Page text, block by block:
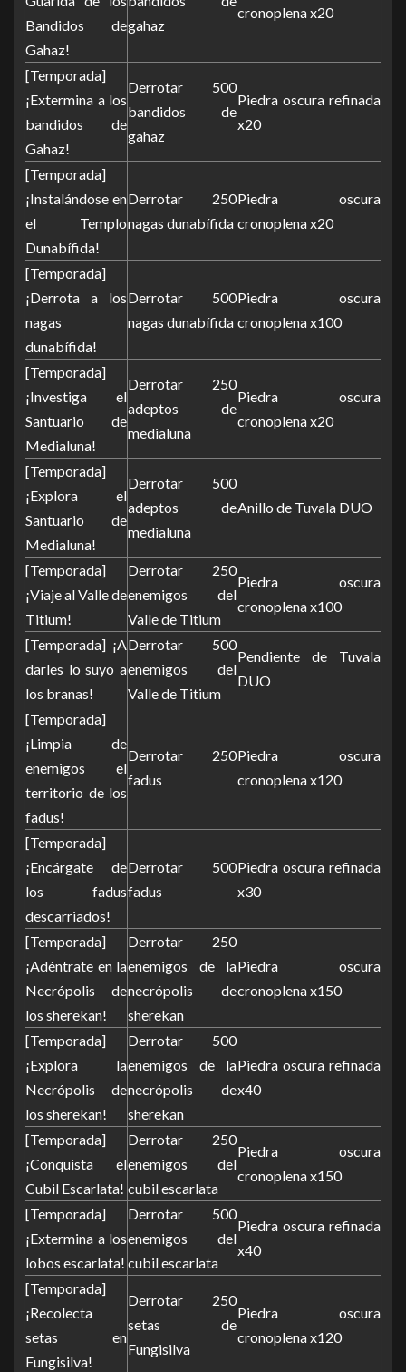
Bandidos de
Gahaz!
gahaz
cronoplena x20
[Temporada]
¡Extermina a los
bandidos de
Gahaz!
Derrotar 500
bandidos de
gahaz
Piedra oscura refinada
x20
[Temporada]
¡Instalándose en
el Templo
Dunabífida!
Derrotar 250
nagas dunabífida
Piedra oscura
cronoplena x20
[Temporada]
¡Derrota a los
nagas
dunabífida!
Derrotar 500
nagas dunabífida
Piedra oscura
cronoplena x100
[Temporada]
¡Investiga el
Santuario de
Medialuna!
Derrotar 250
adeptos de
medialuna
Piedra oscura
cronoplena x20
[Temporada]
¡Explora el
Santuario de
Medialuna!
Derrotar 500
adeptos de
medialuna
Anillo de Tuvala DUO
[Temporada]
¡Viaje al Valle de
Titium!
Derrotar 250
enemigos del
Valle de Titium
Piedra oscura
cronoplena x100
[Temporada] ¡A
darles lo suyo a
los branas!
Derrotar 500
enemigos del
Valle de Titium
Pendiente de Tuvala
DUO
[Temporada]
¡Limpia de
enemigos el
territorio de los
fadus!
Derrotar 250
fadus
Piedra oscura
cronoplena x120
[Temporada]
¡Encárgate de
los fadus
descarriados!
Derrotar 500
fadus
Piedra oscura refinada
x30
[Temporada]
¡Adéntrate en la
Necrópolis de
los sherekan!
Derrotar 250
enemigos de la
necrópolis de
sherekan
Piedra oscura
cronoplena x150
[Temporada]
¡Explora la
Necrópolis de
los sherekan!
Derrotar 500
enemigos de la
necrópolis de
sherekan
Piedra oscura refinada
x40
[Temporada]
¡Conquista el
Cubil Escarlata!
Derrotar 250
enemigos del
cubil escarlata
Piedra oscura
cronoplena x150
[Temporada]
¡Extermina a los
lobos escarlata!
Derrotar 500
enemigos del
cubil escarlata
Piedra oscura refinada
x40
[Temporada]
¡Recolecta
setas en
Fungisilva!
Derrotar 250
setas de
Fungisilva
Piedra oscura
cronoplena x120